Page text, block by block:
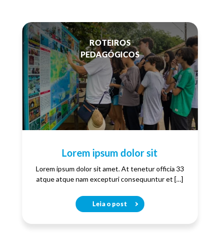
ROTEIROS
PEDAGÓGICOS
Lorem ipsum dolor sit
Lorem ipsum dolor sit amet. At tenetur officia 33
atque atque nam excepturi consequuntur et […]
Leia o post